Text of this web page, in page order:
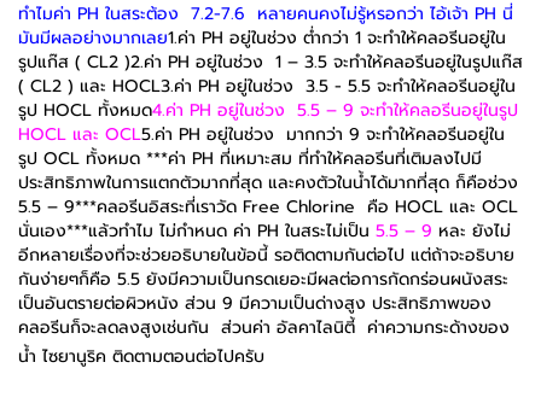
ทำไมค่า PH ในสระต้อง 7.2-7.6 หลายคนคงไม่รู้หรอกว่า ไอ้เจ้า PH นี่
มันมีผลอย่างมากเลย1.ค่า PH อยู่ในช่วง ต่ำกว่า 1 จะทำให้คลอรีนอยู่ใน
รูปแก๊ส ( CL2 )2.ค่า PH อยู่ในช่วง 1 – 3.5 จะทำให้คลอรีนอยู่ในรูปแก๊ส
( CL2 ) และ HOCL3.ค่า PH อยู่ในช่วง 3.5 - 5.5 จะทำให้คลอรีนอยู่ใน
รูป HOCL ทั้งหมด4.ค่า PH อยู่ในช่วง 5.5 – 9 จะทำให้คลอรีนอยู่ในรูป
HOCL และ OCL5.ค่า PH อยู่ในช่วง มากกว่า 9 จะทำให้คลอรีนอยู่ใน
รูป OCL ทั้งหมด ***ค่า PH ที่เหมาะสม ที่ทำให้คลอรีนที่เติมลงไปมี
ประสิทธิภาพในการแตกตัวมากที่สุด และคงตัวในน้ำได้มากที่สุด ก็คือช่วง
5.5 – 9***คลอรีนอิสระที่เราวัด Free Chlorine คือ HOCL และ OCL
นั่นเอง***แล้วทำไม ไม่กำหนด ค่า PH ในสระไม่เป็น 5.5 – 9 หละ ยังไม่
อีกหลายเรื่องที่จะช่วยอธิบายในข้อนี้ รอติดตามกันต่อไป แต่ถ้าจะอธิบาย
กันง่ายๆก็คือ 5.5 ยังมีความเป็นกรดเยอะมีผลต่อการกัดกร่อนผนังสระ
เป็นอันตรายต่อผิวหนัง ส่วน 9 มีความเป็นด่างสูง ประสิทธิภาพของ
คลอรีนก็จะลดลงสูงเช่นกัน ส่วนค่า อัลคาไลนิตี้ ค่าความกระด้างของ
น้ำ ไซยานูริค ติดตามตอนต่อไปครับ